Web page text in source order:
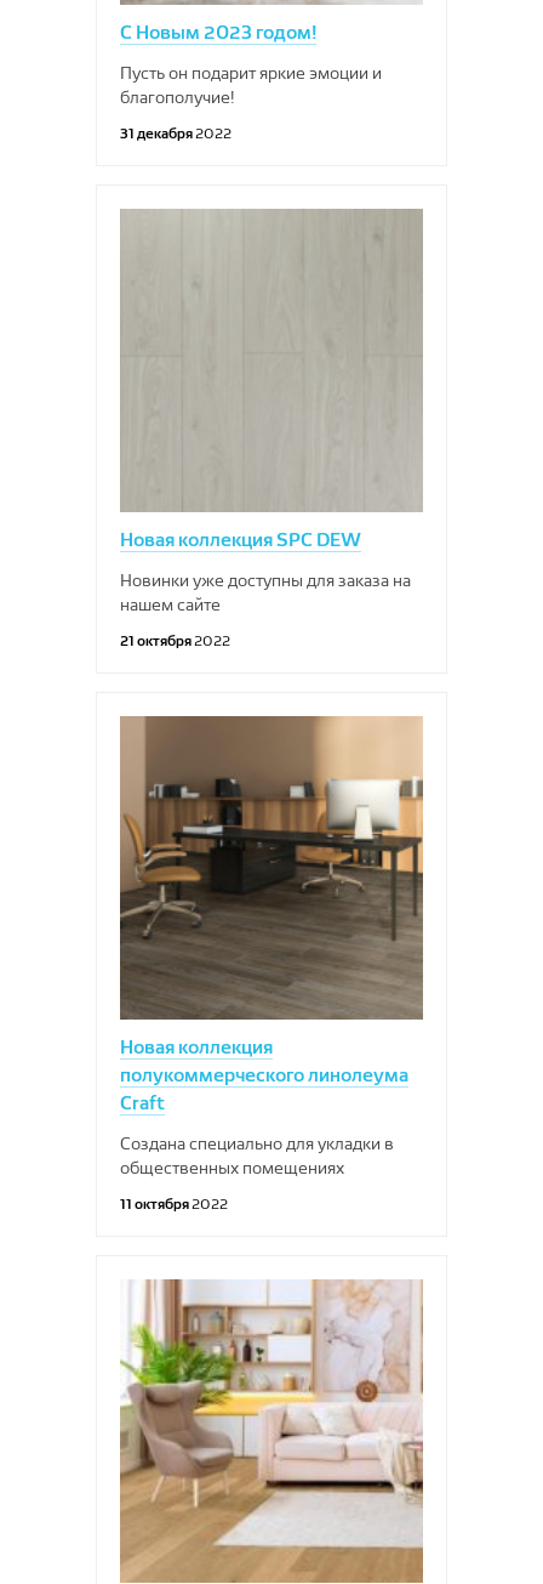
С Новым 2023 годом!
Пусть он подарит яркие эмоции и
благополучие!
31 декабря2022
Новая коллекция SPC DEW
Новинки уже доступны для заказа на
нашем сайте
21 октября2022
Новая коллекция
полукоммерческого линолеума
Craft
Создана специально для укладки в
общественных помещениях
11 октября2022